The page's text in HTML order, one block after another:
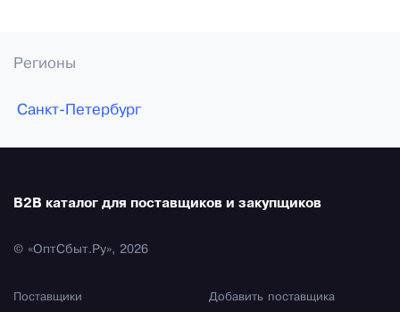
Регионы
Санкт-Петербург
B2B каталог для поставщиков и закупщиков
© «ОптСбыт.Ру», 2026
Поставщики Добавить поставщика